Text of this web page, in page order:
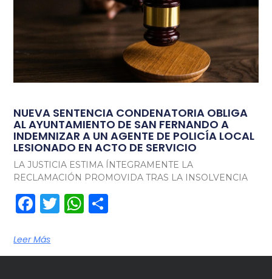
NUEVA SENTENCIA CONDENATORIA OBLIGA
AL AYUNTAMIENTO DE SAN FERNANDO A
INDEMNIZAR A UN AGENTE DE POLICÍA LOCAL
LESIONADO EN ACTO DE SERVICIO
LA JUSTICIA ESTIMA ÍNTEGRAMENTE LA
RECLAMACIÓN PROMOVIDA TRAS LA INSOLVENCIA
Facebook
TwitterWhatsApp
Leer Más